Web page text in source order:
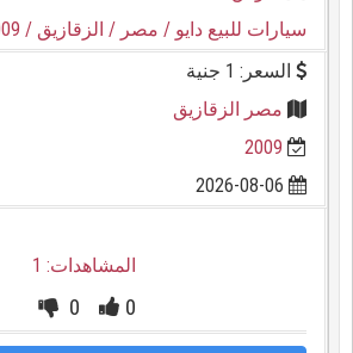
سيارات للبيع دايو / مصر / الزقازيق / 2009
السعر: 1 جنية
مصر الزقازيق
2009
المشاهدات: 1
0
0